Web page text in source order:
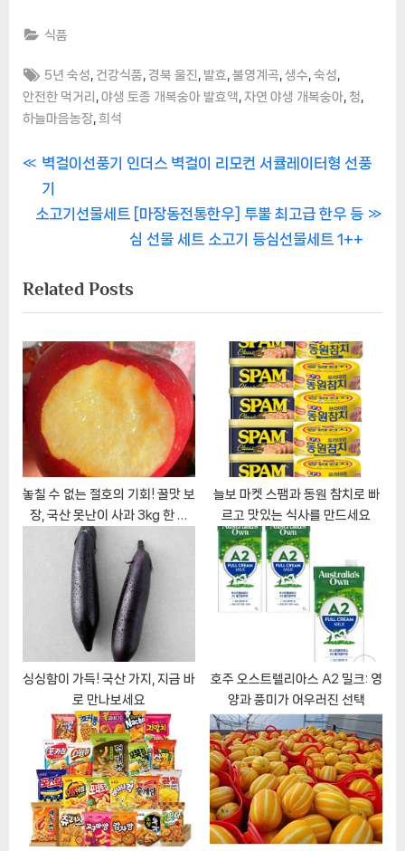
식품
Tags:
5년 숙성 건강식품 경북 울진 발효 ,불영계곡 ,생수 ,숙성
안전한 먹거리
야생 토종 개복숭아 발효액 자연 야생 개복숭아 청
하늘마음농장 희석
글
내
게
이
션
P
r
e
o
u
s
P
o
s
t
:
벽걸이선풍기 인더스 벽걸이 리모컨 서큘레이터형 선풍
기
N
t
P
o
s
t
:
소고기선물세트 [마장동전통한우] 투뿔 최고급 한우 등
심 선물 세트 소고기 등심선물세트 1++
Related Posts
놓칠 수 없는 절호의 기회! 꿀맛 보
장, 국산 못난이 사과 3kg 한 박
스, 초특가 세일!
늘보 마켓 스팸과 동원 참치로 빠
르고 맛있는 식사를 만드세요
싱싱함이 가득! 국산 가지, 지금 바
로 만나보세요
호주 오스트렐리아스 A2 밀크: 영
양과 풍미가 어우러진 선택